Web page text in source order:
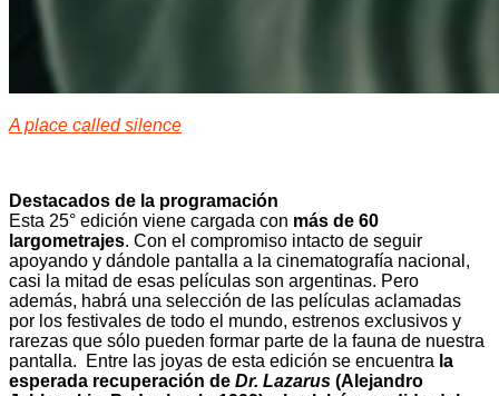
A place called silence
Destacados de la programación
Esta 25° edición viene cargada con más de 60
largometrajes. Con el compromiso intacto de seguir
apoyando y dándole pantalla a la cinematografía nacional,
casi la mitad de esas películas son argentinas. Pero
además, habrá una selección de las películas aclamadas
por los festivales de todo el mundo, estrenos exclusivos y
rarezas que sólo pueden formar parte de la fauna de nuestra
pantalla. Entre las joyas de esta edición se encuentra la
esperada recuperación de Dr. Lazarus (Alejandro